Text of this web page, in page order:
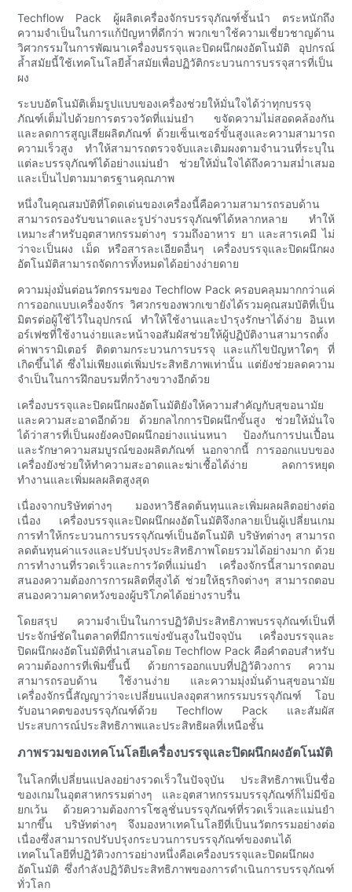
Techflow Pack ผู้ผลิตเครื่องจักรบรรจุภัณฑ์ชั้นนำ ตระหนักถึง
ความจำเป็นในการแก้ปัญหาที่ดีกว่า พวกเขาใช้ความเชี่ยวชาญด้าน
วิศวกรรมในการพัฒนาเครื่องบรรจุและปิดผนึกผงอัตโนมัติ อุปกรณ์
ล้ำสมัยนี้ใช้เทคโนโลยีล้ำสมัยเพื่อปฏิวัติกระบวนการบรรจุสารที่เป็น
ผง
ระบบอัตโนมัติเต็มรูปแบบของเครื่องช่วยให้มั่นใจได้ว่าทุกบรรจุ
ภัณฑ์เต็มไปด้วยการตรวจวัดที่แม่นยำ ขจัดความไม่สอดคล้องกัน
และลดการสูญเสียผลิตภัณฑ์ ด้วยเซ็นเซอร์ขั้นสูงและความสามารถ
ความเร็วสูง ทำให้สามารถตรวจจับและเติมผงตามจำนวนที่ระบุใน
แต่ละบรรจุภัณฑ์ได้อย่างแม่นยำ ช่วยให้มั่นใจได้ถึงความสม่ำเสมอ
และเป็นไปตามมาตรฐานคุณภาพ
หนึ่งในคุณสมบัติที่โดดเด่นของเครื่องนี้คือความสามารถรอบด้าน
สามารถรองรับขนาดและรูปร่างบรรจุภัณฑ์ได้หลากหลาย ทำให้
เหมาะสำหรับอุตสาหกรรมต่างๆ รวมถึงอาหาร ยา และสารเคมี ไม่
ว่าจะเป็นผง เม็ด หรือสารละเอียดอื่นๆ เครื่องบรรจุและปิดผนึกผง
อัตโนมัติสามารถจัดการทั้งหมดได้อย่างง่ายดาย
ความมุ่งมั่นต่อนวัตกรรมของ Techflow Pack ครอบคลุมมากกว่าแค่
การออกแบบเครื่องจักร วิศวกรของพวกเขายังได้รวมคุณสมบัติที่เป็น
มิตรต่อผู้ใช้ไว้ในอุปกรณ์ ทำให้ใช้งานและบำรุงรักษาได้ง่าย อินเท
อร์เฟซที่ใช้งานง่ายและหน้าจอสัมผัสช่วยให้ผู้ปฏิบัติงานสามารถตั้ง
ค่าพารามิเตอร์ ติดตามกระบวนการบรรจุ และแก้ไขปัญหาใดๆ ที่
เกิดขึ้นได้ ซึ่งไม่เพียงแต่เพิ่มประสิทธิภาพเท่านั้น แต่ยังช่วยลดความ
จำเป็นในการฝึกอบรมที่กว้างขวางอีกด้วย
เครื่องบรรจุและปิดผนึกผงอัตโนมัติยังให้ความสำคัญกับสุขอนามัย
และความสะอาดอีกด้วย ด้วยกลไกการปิดผนึกขั้นสูง ช่วยให้มั่นใจ
ได้ว่าสารที่เป็นผงยังคงปิดผนึกอย่างแน่นหนา ป้องกันการปนเปื้อน
และรักษาความสมบูรณ์ของผลิตภัณฑ์ นอกจากนี้ การออกแบบของ
เครื่องยังช่วยให้ทำความสะอาดและฆ่าเชื้อได้ง่าย ลดการหยุด
ทำงานและเพิ่มผลผลิตสูงสุด
เนื่องจากบริษัทต่างๆ มองหาวิธีลดต้นทุนและเพิ่มผลผลิตอย่างต่อ
เนื่อง เครื่องบรรจุและปิดผนึกผงอัตโนมัติจึงกลายเป็นผู้เปลี่ยนเกม
การทำให้กระบวนการบรรจุภัณฑ์เป็นอัตโนมัติ บริษัทต่างๆ สามารถ
ลดต้นทุนค่าแรงและปรับปรุงประสิทธิภาพโดยรวมได้อย่างมาก ด้วย
การทำงานที่รวดเร็วและการวัดที่แม่นยำ เครื่องจักรนี้สามารถตอบ
สนองความต้องการการผลิตที่สูงได้ ช่วยให้ธุรกิจต่างๆ สามารถตอบ
สนองความคาดหวังของผู้บริโภคได้อย่างราบรื่น
โดยสรุป ความจำเป็นในการปฏิวัติประสิทธิภาพบรรจุภัณฑ์เป็นที่
ประจักษ์ชัดในตลาดที่มีการแข่งขันสูงในปัจจุบัน เครื่องบรรจุและ
ปิดผนึกผงอัตโนมัติที่นำเสนอโดย Techflow Pack คือคำตอบสำหรับ
ความต้องการที่เพิ่มขึ้นนี้ ด้วยการออกแบบที่ปฏิวัติวงการ ความ
สามารถรอบด้าน ใช้งานง่าย และความมุ่งมั่นด้านสุขอนามัย
เครื่องจักรนี้สัญญาว่าจะเปลี่ยนแปลงอุตสาหกรรมบรรจุภัณฑ์ โอบ
รับอนาคตของบรรจุภัณฑ์ด้วย Techflow Pack และสัมผัส
ประสบการณ์ประสิทธิภาพและประสิทธิผลที่เหนือชั้น
ภาพรวมของเทคโนโลยีเครื่องบรรจุและปิดผนึกผงอัตโนมัติ
ในโลกที่เปลี่ยนแปลงอย่างรวดเร็วในปัจจุบัน ประสิทธิภาพเป็นชื่อ
ของเกมในอุตสาหกรรมต่างๆ และอุตสาหกรรมบรรจุภัณฑ์ก็ไม่มีข้อ
ยกเว้น ด้วยความต้องการโซลูชั่นบรรจุภัณฑ์ที่รวดเร็วและแม่นยำ
มากขึ้น บริษัทต่างๆ จึงมองหาเทคโนโลยีที่เป็นนวัตกรรมอย่างต่อ
เนื่องซึ่งสามารถปรับปรุงกระบวนการบรรจุภัณฑ์ของตนได้
เทคโนโลยีที่ปฏิวัติวงการอย่างหนึ่งคือเครื่องบรรจุและปิดผนึกผง
อัตโนมัติ ซึ่งกำลังปฏิวัติประสิทธิภาพของการดำเนินการบรรจุภัณฑ์
ทั่วโลก